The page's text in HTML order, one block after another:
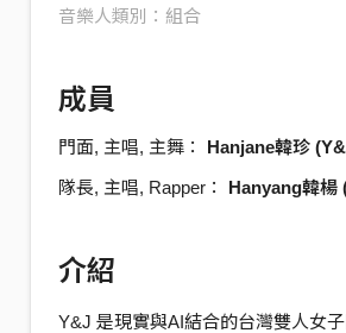
音樂人類別：組合
成員
門面, 主唱, 主舞： Hanjane韓珍
隊長, 主唱, Rapper： Hanyang韓楊
介紹
Y&J 是現實與AI結合的台灣雙人女